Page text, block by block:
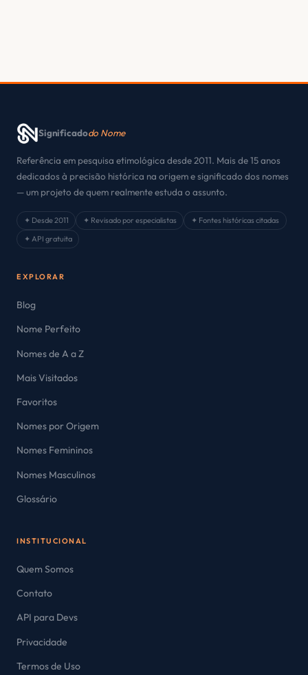
Significadodo Nome
Referência em pesquisa etimológica desde 2011. Mais de 15 anos
dedicados à precisão histórica na origem e significado dos nomes
— um projeto de quem realmente estuda o assunto.
✦ Desde 2011 ✦ Revisado por especialistas
✦ Fontes históricas citadas
✦ API gratuita
EXPLORAR
Blog
Nome Perfeito
Nomes de A a Z
Mais Visitados
Favoritos
Nomes por Origem
Nomes Femininos
Nomes Masculinos
Glossário
INSTITUCIONAL
Quem Somos
Contato
API para Devs
Privacidade
Termos de Uso